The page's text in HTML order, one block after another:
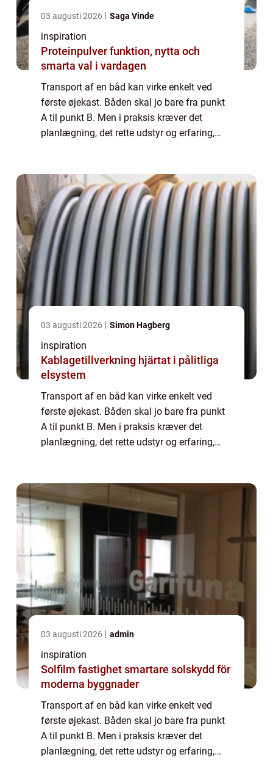
03 augusti 2026 Saga Vinde
inspiration
Proteinpulver funktion, nytta och
smarta val i vardagen
Transport af en båd kan virke enkelt ved
første øjekast. Båden skal jo bare fra punkt
A til punkt B. Men i praksis kræver det
planlægning, det rette udstyr og erfaring,
03 augusti 2026 Simon Hagberg
inspiration
Kablagetillverkning hjärtat i pålitliga
elsystem
Transport af en båd kan virke enkelt ved
første øjekast. Båden skal jo bare fra punkt
A til punkt B. Men i praksis kræver det
planlægning, det rette udstyr og erfaring,
03 augusti 2026 admin
inspiration
Solfilm fastighet smartare solskydd för
moderna byggnader
Transport af en båd kan virke enkelt ved
første øjekast. Båden skal jo bare fra punkt
A til punkt B. Men i praksis kræver det
planlægning, det rette udstyr og erfaring,